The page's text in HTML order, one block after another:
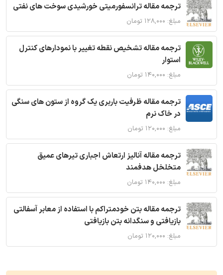
ترجمه مقاله ترانسفورمیتی خورشیدی سوخت های نفتی
مبلغ: ۱۲۸,۰۰۰ تومان
ترجمه مقاله تشخیص نقطه تغییر با نمودارهای کنترل
استوار
مبلغ: ۱۴۰,۰۰۰ تومان
ترجمه مقاله ظرفیت باربری یک گروه از ستون های سنگی
در خاک نرم
مبلغ: ۱۲۰,۰۰۰ تومان
ترجمه مقاله آنالیز ارتعاش اجباری تیرهای عمیق
متخلخل هدفمند
مبلغ: ۱۴۰,۰۰۰ تومان
ترجمه مقاله بتن خودمتراکم با استفاده از معابر آسفالتی
بازیافتی و سنگدانه بتن بازیافتی
مبلغ: ۱۲۰,۰۰۰ تومان